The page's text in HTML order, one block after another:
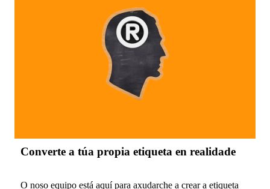
Converte a túa propia etiqueta en realidade
O noso equipo está aquí para axudarche a crear a etiqueta